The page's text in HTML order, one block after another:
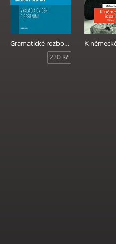
Gramatické rozbory češtiny
220 Kč